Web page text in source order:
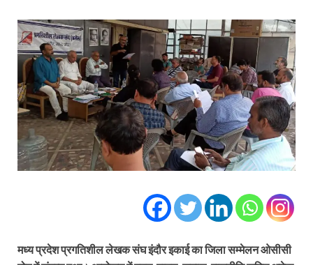
मध्य प्रदेश प्रगतिशील लेखक संघ इंदौर इकाई का जिला सम्मेलन ओसीसी